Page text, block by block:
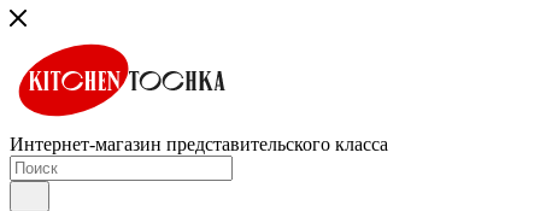
Интернет-магазин представительского класса